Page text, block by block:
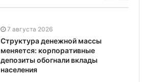
7 августа 2026
Структура денежной массы
меняется: корпоративные
депозиты обогнали вклады
населения